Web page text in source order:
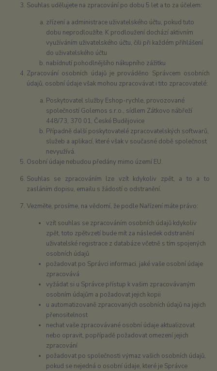
Souhlas udělujete na zpracování po dobu 5 let a to za účelem:
zřízení a administrace uživatelského účtu, pokud tuto
dobu neprodloužíte. K prodloužení dochází aktivním
využíváním uživatelského účtu, čili při každém přihlášení
do uživatelského účtu
nabídnutí pohodlnějšího nákupního zážitku
Zpracování osobních údajů je prováděno Správcem osobních
údajů, osobní údaje však mohou zpracovávat i tito zpracovatelé:
Poskytovatel služby Eshop-rychle, provozované
společností Golemos s.r.o., sídlem Zátkovo nábřeží
448/73, 370 01, České Budějovice
Případně další poskytovatelé zpracovatelských softwarů,
služeb a aplikací, které však v současné době společnost
nevyužívá.
Osobní údaje nebudou předány mimo území EU.
Souhlas se zpracováním lze vzít kdykoliv zpět, a to a to
zasláním dopisu, emailu s žádostí o odstranění.
Vezměte, prosíme, na vědomí, že podle Nařízení máte právo:
vzít souhlas se zpracováním osobních údajů kdykoliv
zpět, toto zpětvzetí bude mít za následek odstranění
uživatelské registrace z databáze včetně s tím spojených
osobních údajů
požadovat po Správci informaci, jaké vaše osobní údaje
zpracovává
vyžádat si u Správce přístup k vašim zpracovávaným
osobním údajům a požadovat jejich kopii
u automatizovaně zpracovaných osobních údajů na jejich
přenositelnost
nechat vaše zpracovávané osobní údaje aktualizovat
nebo opravit, popřípadě požadovat omezení jejich
zpracování
požadovat po společnosti výmaz vašich osobních údajů,
pokud se nejedná o osobní údaje, které je Správce